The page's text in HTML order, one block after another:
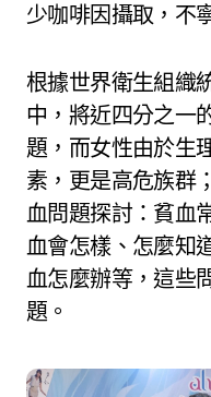
少咖啡因攝取，不
根據世界衛生組織
中，將近四分之一
題，而女性由於生
素，更是高危族群
血問題探討：貧血
血會怎樣、怎麼知
血怎麼辦等，這些
題。